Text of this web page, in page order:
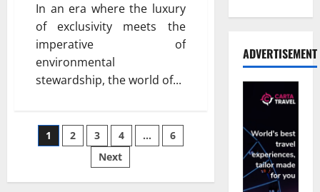
In an era where the luxury
of exclusivity meets the
imperative of
environmental
stewardship, the world of...
Posts
pagination
1 2 3 4 …
6
Next
ADVERTISEMENT